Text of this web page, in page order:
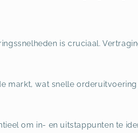
is cruciaal.
markt, wat snelle
om in- en uitstappunten te